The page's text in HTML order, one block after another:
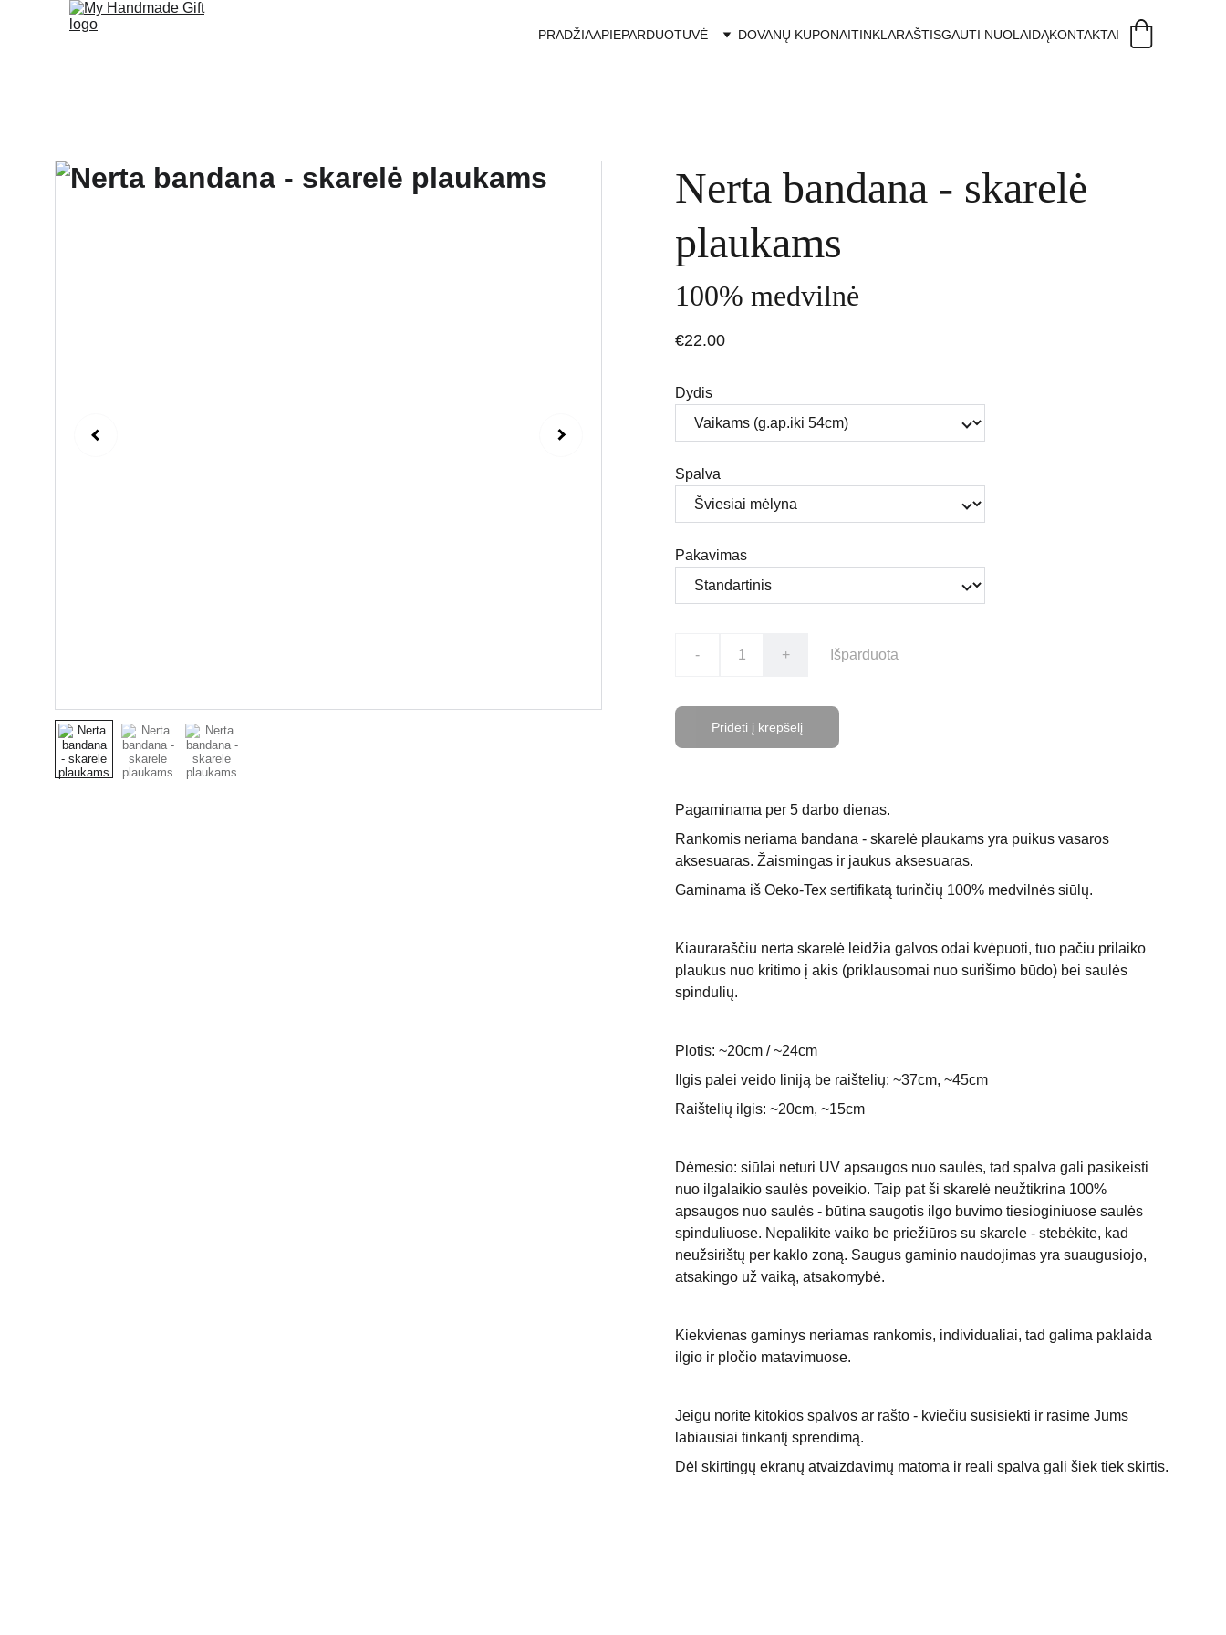
PRADŽIAAPIEPARDUOTUVĖ DOVANŲ KUPONAITINKLARAŠTISGAUTI NUOLAIDĄKONTAKTAI
Nerta bandana - skarelė
plaukams
100% medvilnė
€22.00
Dydis
Spalva
Pakavimas
- + Išparduota
Pridėti į krepšelį
Pagaminama per 5 darbo dienas.
Rankomis neriama bandana - skarelė plaukams yra puikus vasaros
aksesuaras. Žaismingas ir jaukus aksesuaras.
Gaminama iš Oeko-Tex sertifikatą turinčių 100% medvilnės siūlų.
Kiauraraščiu nerta skarelė leidžia galvos odai kvėpuoti, tuo pačiu prilaiko
plaukus nuo kritimo į akis (priklausomai nuo surišimo būdo) bei saulės
spindulių.
Plotis: ~20cm / ~24cm
Ilgis palei veido liniją be raištelių: ~37cm, ~45cm
Raištelių ilgis: ~20cm, ~15cm
Dėmesio: siūlai neturi UV apsaugos nuo saulės, tad spalva gali pasikeisti
nuo ilgalaikio saulės poveikio. Taip pat ši skarelė neužtikrina 100%
apsaugos nuo saulės - būtina saugotis ilgo buvimo tiesioginiuose saulės
spinduliuose. Nepalikite vaiko be priežiūros su skarele - stebėkite, kad
neužsirištų per kaklo zoną. Saugus gaminio naudojimas yra suaugusiojo,
atsakingo už vaiką, atsakomybė.
Kiekvienas gaminys neriamas rankomis, individualiai, tad galima paklaida
ilgio ir pločio matavimuose.
Jeigu norite kitokios spalvos ar rašto - kviečiu susisiekti ir rasime Jums
labiausiai tinkantį sprendimą.
Dėl skirtingų ekranų atvaizdavimų matoma ir reali spalva gali šiek tiek skirtis.